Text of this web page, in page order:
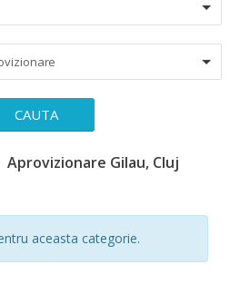
CAUTA
Gilau, Cluj
aceasta categorie.